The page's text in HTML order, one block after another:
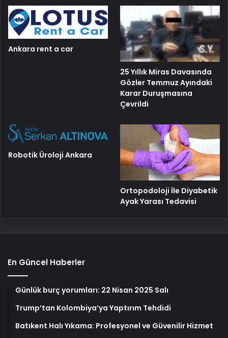
Ankara rent a car
25 Yıllık Miras Davasında
Gözler Temmuz Ayındaki
Karar Duruşmasına
Çevrildi
Robotik Üroloji Ankara
Ortopodoloji İle Diyabetik
Ayak Yarası Tedavisi
En Güncel Haberler
Günlük burç yorumları: 22 Nisan 2025 Salı
Trump’tan Kolombiya’ya Yaptırım Tehdidi
Batıkent Halı Yıkama: Profesyonel ve Güvenilir Hizmet